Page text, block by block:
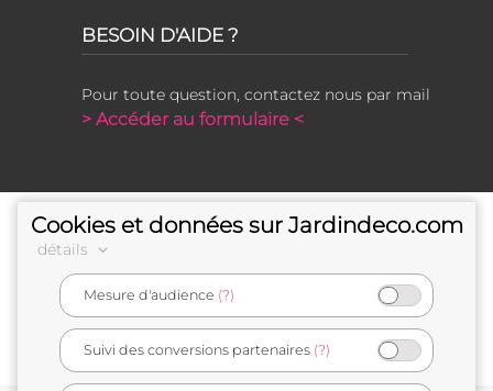
BESOIN D'AIDE ?
Pour toute question, contactez nous par mail
> Accéder au formulaire <
e-commerçant français
Cookies et données sur Jardindeco.com
détails
Mesure d'audience (?)
Suivi des conversions partenaires (?)